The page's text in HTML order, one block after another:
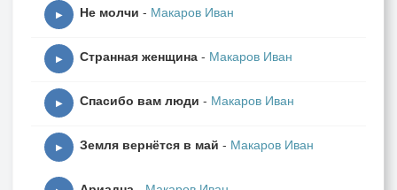
▶ Не молчи - Макаров Иван
▶ Странная женщина - Макаров Иван
▶ Спасибо вам люди - Макаров Иван
▶ Земля вернётся в май - Макаров Иван